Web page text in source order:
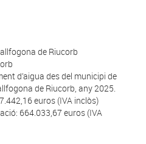
de Riucorb
d’aigua des del municipi de
de Riucorb, any 2025.
euros (IVA inclòs)
664.033,67 euros (IVA